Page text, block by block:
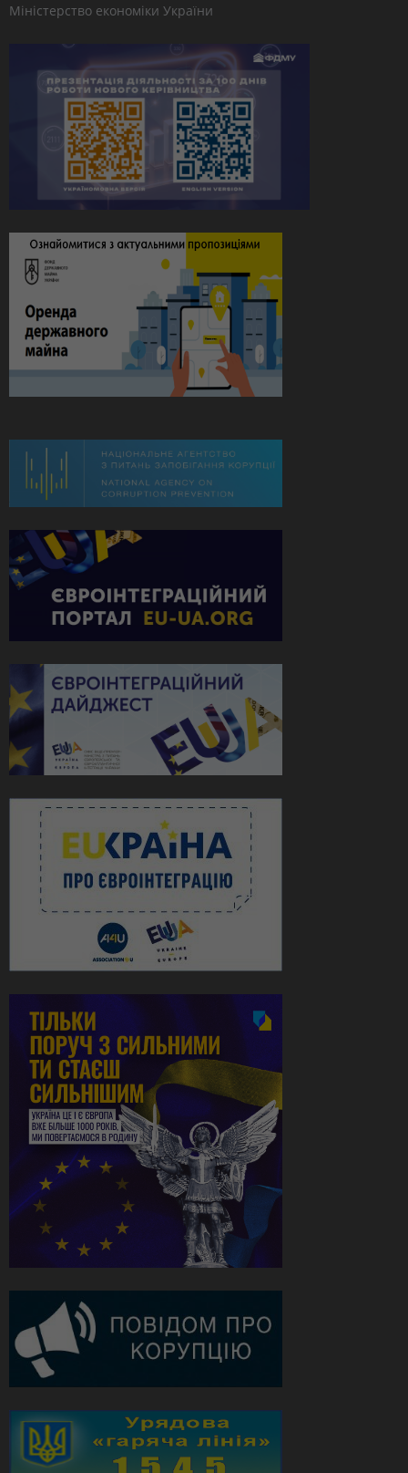
Міністерство економіки України